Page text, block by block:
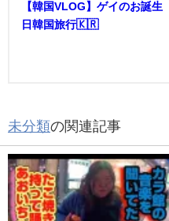
【韓国VLOG】ゲイのお誕生
日韓国旅行🇰🇷
未分類の関連記事